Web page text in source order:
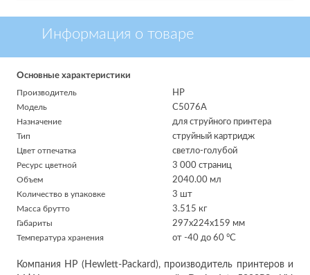
Информация о товаре
Основные характеристики
HP
Производитель
C5076A
Модель
для струйного принтера
Назначение
струйный картридж
Тип
светло-голубой
Цвет отпечатка
3 000 страниц
Ресурс цветной
2040.00 мл
Объем
3 шт
Количество в упаковке
3.515 кг
Масса брутто
297x224x159 мм
Габариты
от -40 до 60 °C
Температура хранения
Компания HP (Hewlett-Packard), производитель принтеров и